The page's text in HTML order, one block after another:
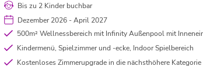
Bis zu 2 Kinder buchbar
Dezember 2026 - April 2027
500m² Wellnessbereich mit Infinity Außenpool mit Inneneinstieg , 3 Saunen,
Kindermenü, Spielzimmer und -ecke, Indoor Spielbereich
Kostenloses Zimmerupgrade in die nächsthöhere Kategorie Doppelzimmer